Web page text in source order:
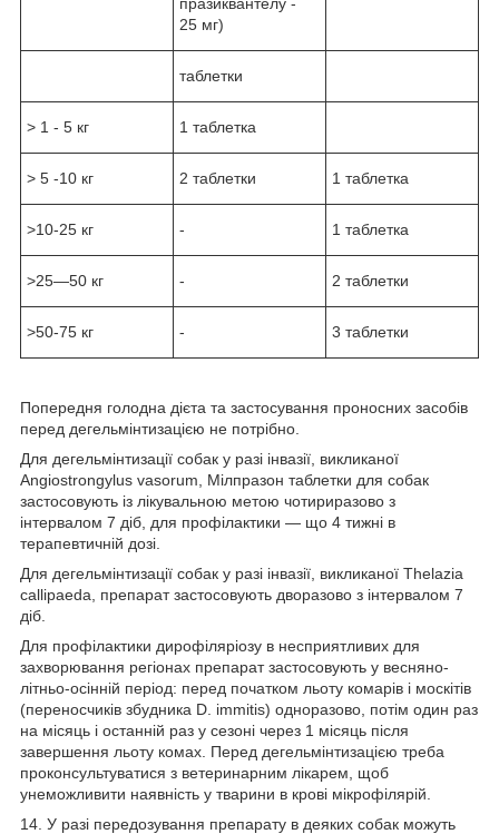
25 мг)
таблетки
> 1 - 5 кг 1 таблетка
> 5 -10 кг 2 таблетки 1 таблетка
>10-25 кг - 1 таблетка
>25—50 кг - 2 таблетки
>50-75 кг - 3 таблетки
Попередня голодна дієта та застосування проносних засобів
перед дегельмінтизацією не потрібно.
Для дегельмінтизації собак у разі інвазії, викликаної
Angiostrongylus vasorum, Мілпразон таблетки для собак
застосовують із лікувальною метою чотириразово з
інтервалом 7 діб, для профілактики — що 4 тижні в
терапевтичній дозі.
Для дегельмінтизації собак у разі інвазії, викликаної Thelazia
callipaeda, препарат застосовують дворазово з інтервалом 7
діб.
Для профілактики дирофіляріозу в несприятливих для
захворювання регіонах препарат застосовують у весняно-
літньо-осінній період: перед початком льоту комарів і москітів
(переносчиків збудника D. immitis) одноразово, потім один раз
на місяць і останній раз у сезоні через 1 місяць після
завершення льоту комах. Перед дегельмінтизацією треба
проконсультуватися з ветеринарним лікарем, щоб
унеможливити наявність у тварини в крові мікрофілярій.
14. У разі передозування препарату в деяких собак можуть